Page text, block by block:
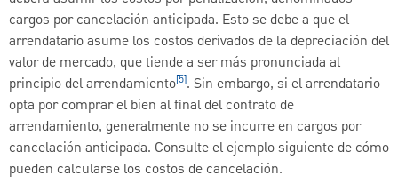
cargos por cancelación anticipada. Esto se debe a que el
arrendatario asume los costos derivados de la depreciación del
valor de mercado, que tiende a ser más pronunciada al
principio del arrendamiento[5]. Sin embargo, si el arrendatario
opta por comprar el bien al final del contrato de
arrendamiento, generalmente no se incurre en cargos por
cancelación anticipada. Consulte el ejemplo siguiente de cómo
pueden calcularse los costos de cancelación.